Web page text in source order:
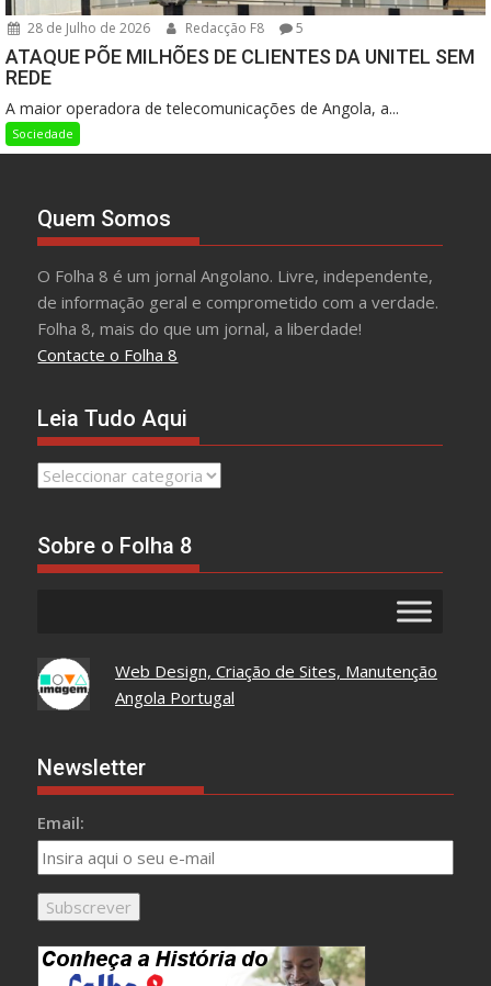
28 de Julho de 2026 Redacção F8 5
ATAQUE PÕE MILHÕES DE CLIENTES DA UNITEL SEM
REDE
A maior operadora de telecomunicações de Angola, a...
Sociedade
Quem Somos
O Folha 8 é um jornal Angolano. Livre, independente,
de informação geral e comprometido com a verdade.
Folha 8, mais do que um jornal, a liberdade!
Contacte o Folha 8
Leia Tudo Aqui
Leia
Sobre o Folha 8
Web Design, Criação de Sites, Manutenção
Angola Portugal
Newsletter
Email: